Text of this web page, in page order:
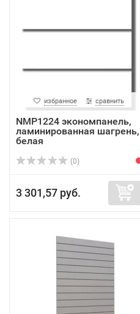
избранное сравнить
NMP1224 экономпанель,
ламинированная шагрень,
белая
(0)
3 301,57 руб.